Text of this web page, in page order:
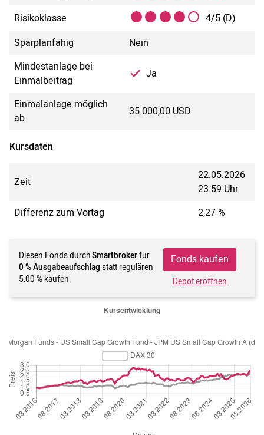
Risikoklasse
4/5 (D)
Sparplanfähig
Nein
Mindestanlage bei
Einmalbeitrag
Ja
Einmalanlage möglich
ab
35.000,00 USD
Kursdaten
Zeit
22.05.2026
23:59 Uhr
Differenz zum Vortag
2,27 %
Diesen Fonds durchSmartbrokerfür
0 % Ausgabeaufschlag statt regulären
5,00 % kaufen
Fonds kaufen
Depot eröffnen